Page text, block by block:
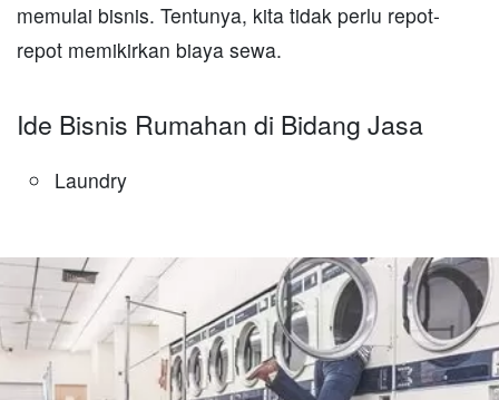
memulai bisnis. Tentunya, kita tidak perlu repot-
repot memikirkan biaya sewa.
Ide Bisnis Rumahan di Bidang Jasa
Laundry